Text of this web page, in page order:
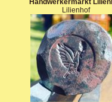
Handwerkermarkt
Lilienhof